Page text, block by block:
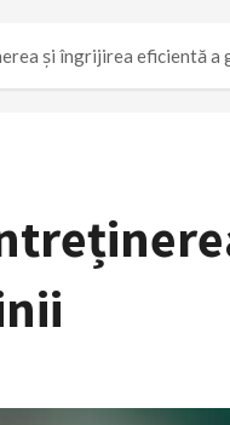
și îngrijirea eficientă a